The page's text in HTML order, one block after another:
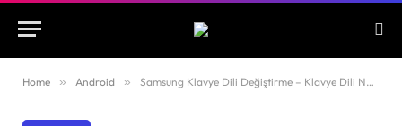
Home » Android » Samsung Klavye Dili Değiştirme – Klavye Dili Nasıl Değiştirilir?